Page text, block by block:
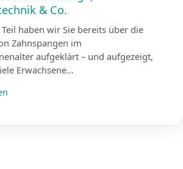
& Co.
haben wir Sie bereits über die
Zahnspangen im
aufgeklärt – und aufgezeigt,
Erwachsene…